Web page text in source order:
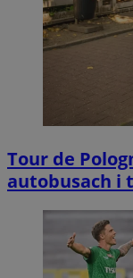
Tour de
autobusach i